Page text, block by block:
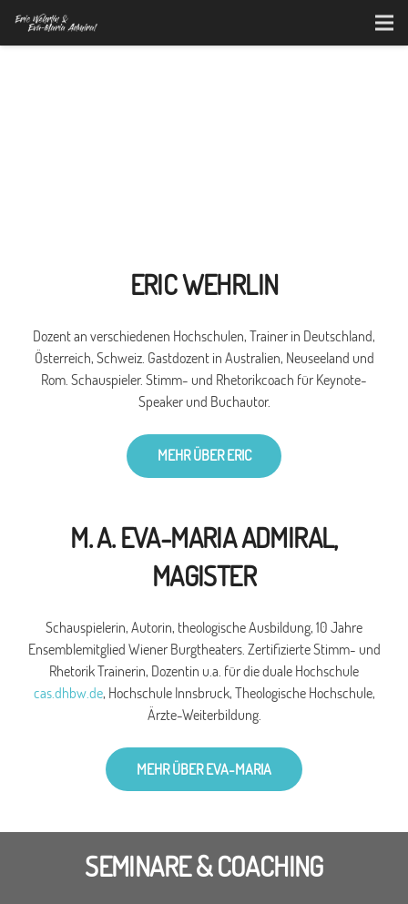
ERIC WEHRLIN
Dozent an verschiedenen Hochschulen, Trainer in Deutschland,
Österreich, Schweiz. Gastdozent in Australien, Neuseeland und
Rom. Schauspieler. Stimm- und Rhetorikcoach für Keynote-
Speaker und Buchautor.
MEHR ÜBER ERIC
M. A. EVA-MARIA ADMIRAL,
MAGISTER
Schauspielerin, Autorin, theologische Ausbildung, 10 Jahre
Ensemblemitglied Wiener Burgtheaters. Zertifizierte Stimm- und
Rhetorik Trainerin, Dozentin u.a. für die duale Hochschule
cas.dhbw.de, Hochschule Innsbruck, Theologische Hochschule,
Ärzte-Weiterbildung.
MEHR ÜBER EVA-MARIA
SEMINARE & COACHING